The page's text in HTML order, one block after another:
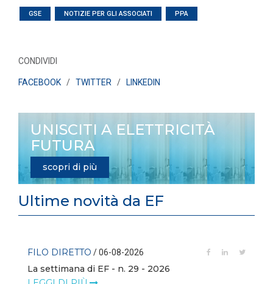
GSE NOTIZIE PER GLI ASSOCIATI PPA
CONDIVIDI
FACEBOOK / TWITTER / LINKEDIN
UNISCITI A ELETTRICITÀ
FUTURA
scopri di più
Ultime novità da EF
FILO DIRETTO / 06-08-2026
La settimana di EF - n. 29 - 2026